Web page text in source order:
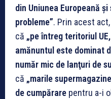
din Uniunea Europeană
probleme”. Prin acest
că „pe întreg teritoriul
amănuntul este dominat
număr mic de lanţuri de
că „marile
de cumpărare pentru a-i